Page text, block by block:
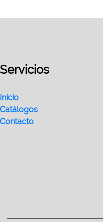
Servicios
Inicio
Catálogos
Contacto